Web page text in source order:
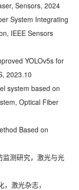
Sensors, 2024
System Integrating
IEEE Sensors
YOLOv5s for
2023.10
system based on
Optical Fiber
Based on
测研究，激光与光
激光杂志，